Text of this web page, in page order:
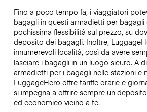
Fino a poco tempo fa, i viaggiatori
bagagli in questi armadietti per bagagli
pochissima flessibilità sul prezzo, su
deposito dei bagagli. Inoltre,
innumerevoli località, così da avere
lasciare i bagagli in un luogo sicuro. A
armadietti per i bagagli nelle stazioni e
LuggageHero offre tariffe orarie e
si impegna a offrire sempre un
ed economico vicino a te.